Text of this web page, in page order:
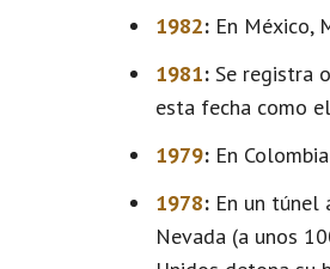
1982: En México,
1981: Se registra
esta fecha como
1979: En
1978: En un túnel
Nevada (a unos